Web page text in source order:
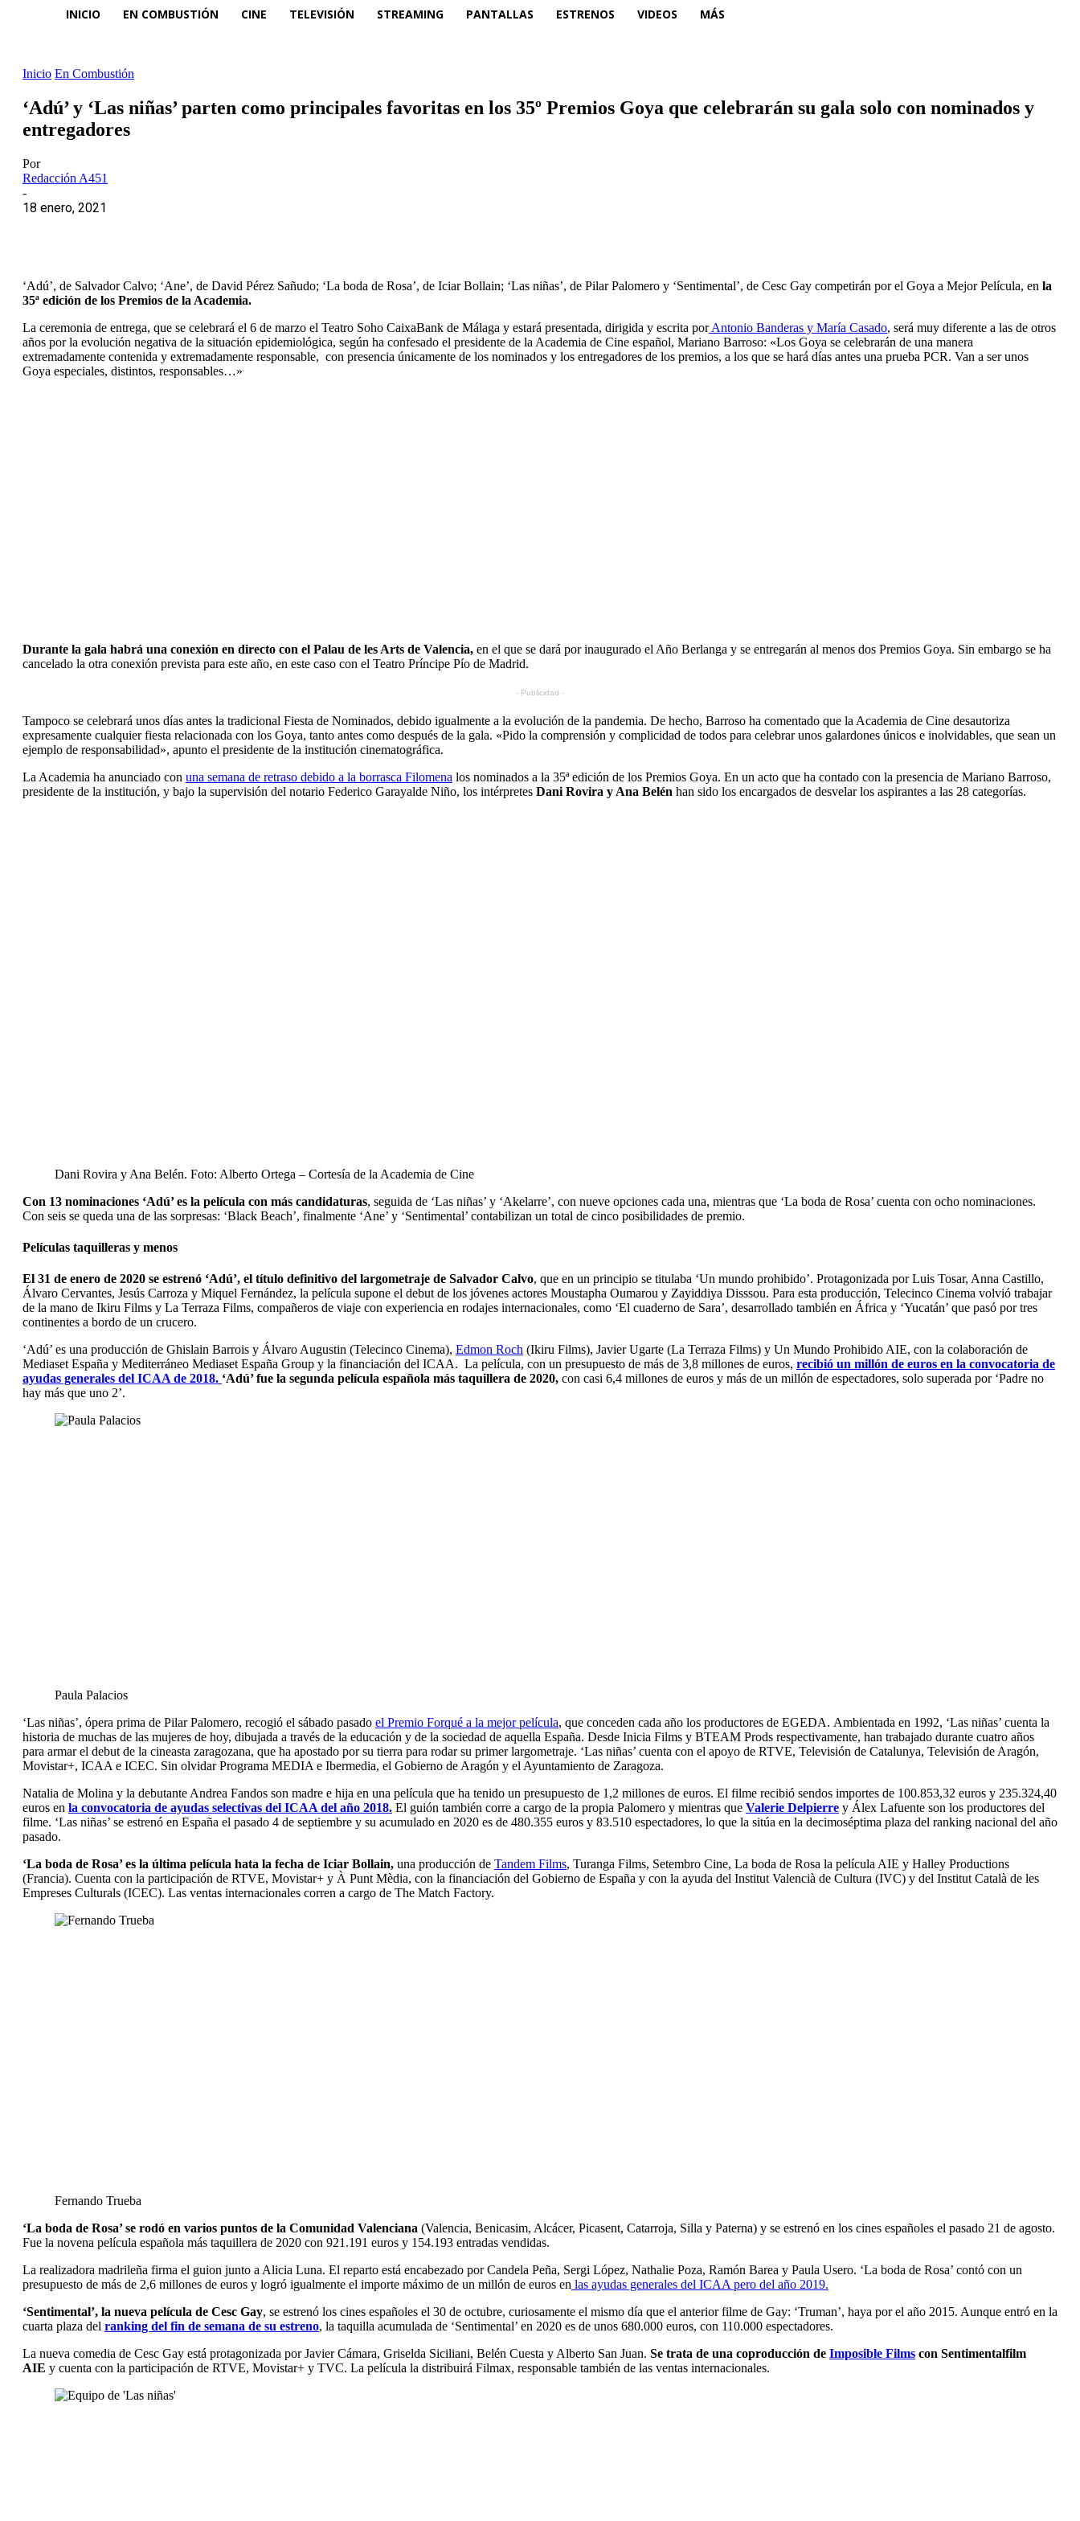
INICIO EN COMBUSTIÓN CINE TELEVISIÓN STREAMING PANTALLAS ESTRENOS VIDEOS MÁS
Inicio En Combustión
‘Adú’ y ‘Las niñas’ parten como principales favoritas en los 35º Premios Goya que celebrarán su gala solo con nominados y
entregadores
Por
Redacción A451
-
18 enero, 2021
‘Adú’, de Salvador Calvo; ‘Ane’, de David Pérez Sañudo; ‘La boda de Rosa’, de Iciar Bollain; ‘Las niñas’, de Pilar Palomero y ‘Sentimental’, de Cesc Gay competirán por el Goya a Mejor Película, en la
35ª edición de los Premios de la Academia.
La ceremonia de entrega, que se celebrará el 6 de marzo el Teatro Soho CaixaBank de Málaga y estará presentada, dirigida y escrita porAntonio Banderas y María Casado, será muy diferente a las de otros
años por la evolución negativa de la situación epidemiológica, según ha confesado el presidente de la Academia de Cine español, Mariano Barroso: «Los Goya se celebrarán de una manera
extremadamente contenida y extremadamente responsable, con presencia únicamente de los nominados y los entregadores de los premios, a los que se hará días antes una prueba PCR. Van a ser unos
Goya especiales, distintos, responsables…»
Durante la gala habrá una conexión en directo con el Palau de les Arts de Valencia, en el que se dará por inaugurado el Año Berlanga y se entregarán al menos dos Premios Goya. Sin embargo se ha
cancelado la otra conexión prevista para este año, en este caso con el Teatro Príncipe Pío de Madrid.
- Publicidad -
Tampoco se celebrará unos días antes la tradicional Fiesta de Nominados, debido igualmente a la evolución de la pandemia. De hecho, Barroso ha comentado que la Academia de Cine desautoriza
expresamente cualquier fiesta relacionada con los Goya, tanto antes como después de la gala. «Pido la comprensión y complicidad de todos para celebrar unos galardones únicos e inolvidables, que sean un
ejemplo de responsabilidad», apunto el presidente de la institución cinematográfica.
La Academia ha anunciado con una semana de retraso debido a la borrasca Filomena los nominados a la 35ª edición de los Premios Goya. En un acto que ha contado con la presencia de Mariano Barroso,
presidente de la institución, y bajo la supervisión del notario Federico Garayalde Niño, los intérpretes Dani Rovira y Ana Belén han sido los encargados de desvelar los aspirantes a las 28 categorías.
Dani Rovira y Ana Belén. Foto: Alberto Ortega – Cortesía de la Academia de Cine
Con 13 nominaciones ‘Adú’ es la película con más candidaturas, seguida de ‘Las niñas’ y ‘Akelarre’, con nueve opciones cada una, mientras que ‘La boda de Rosa’ cuenta con ocho nominaciones.
Con seis se queda una de las sorpresas: ‘Black Beach’, finalmente ‘Ane’ y ‘Sentimental’ contabilizan un total de cinco posibilidades de premio.
Películas taquilleras y menos
El 31 de enero de 2020 se estrenó ‘Adú’, el título definitivo del largometraje de Salvador Calvo, que en un principio se titulaba ‘Un mundo prohibido’. Protagonizada por Luis Tosar, Anna Castillo,
Álvaro Cervantes, Jesús Carroza y Miquel Fernández, la película supone el debut de los jóvenes actores Moustapha Oumarou y Zayiddiya Disssou. Para esta producción, Telecinco Cinema volvió trabajar
de la mano de Ikiru Films y La Terraza Films, compañeros de viaje con experiencia en rodajes internacionales, como ‘El cuaderno de Sara’, desarrollado también en África y ‘Yucatán’ que pasó por tres
continentes a bordo de un crucero.
‘Adú’ es una producción de Ghislain Barrois y Álvaro Augustin (Telecinco Cinema), Edmon Roch (Ikiru Films), Javier Ugarte (La Terraza Films) y Un Mundo Prohibido AIE, con la colaboración de
Mediaset España y Mediterráneo Mediaset España Group y la financiación del ICAA. La película, con un presupuesto de más de 3,8 millones de euros, recibió un millón de euros en la convocatoria de
ayudas generales del ICAA de 2018. ‘Adú’ fue la segunda película española más taquillera de 2020, con casi 6,4 millones de euros y más de un millón de espectadores, solo superada por ‘Padre no
hay más que uno 2’.
Paula Palacios
‘Las niñas’, ópera prima de Pilar Palomero, recogió el sábado pasado el Premio Forqué a la mejor película, que conceden cada año los productores de EGEDA. Ambientada en 1992, ‘Las niñas’ cuenta la
historia de muchas de las mujeres de hoy, dibujada a través de la educación y de la sociedad de aquella España. Desde Inicia Films y BTEAM Prods respectivamente, han trabajado durante cuatro años
para armar el debut de la cineasta zaragozana, que ha apostado por su tierra para rodar su primer largometraje. ‘Las niñas’ cuenta con el apoyo de RTVE, Televisión de Catalunya, Televisión de Aragón,
Movistar+, ICAA e ICEC. Sin olvidar Programa MEDIA e Ibermedia, el Gobierno de Aragón y el Ayuntamiento de Zaragoza.
Natalia de Molina y la debutante Andrea Fandos son madre e hija en una película que ha tenido un presupuesto de 1,2 millones de euros. El filme recibió sendos importes de 100.853,32 euros y 235.324,40
euros en la convocatoria de ayudas selectivas del ICAA del año 2018. El guión también corre a cargo de la propia Palomero y mientras que Valerie Delpierre y Álex Lafuente son los productores del
filme. ‘Las niñas’ se estrenó en España el pasado 4 de septiembre y su acumulado en 2020 es de 480.355 euros y 83.510 espectadores, lo que la sitúa en la decimoséptima plaza del ranking nacional del año
pasado.
‘La boda de Rosa’ es la última película hata la fecha de Iciar Bollain, una producción de Tandem Films, Turanga Films, Setembro Cine, La boda de Rosa la película AIE y Halley Productions
(Francia). Cuenta con la participación de RTVE, Movistar+ y À Punt Mèdia, con la financiación del Gobierno de España y con la ayuda del Institut Valencià de Cultura (IVC) y del Institut Català de les
Empreses Culturals (ICEC). Las ventas internacionales corren a cargo de The Match Factory.
Fernando Trueba
‘La boda de Rosa’ se rodó en varios puntos de la Comunidad Valenciana (Valencia, Benicasim, Alcácer, Picasent, Catarroja, Silla y Paterna) y se estrenó en los cines españoles el pasado 21 de agosto.
Fue la novena película española más taquillera de 2020 con 921.191 euros y 154.193 entradas vendidas.
La realizadora madrileña firma el guion junto a Alicia Luna. El reparto está encabezado por Candela Peña, Sergi López, Nathalie Poza, Ramón Barea y Paula Usero. ‘La boda de Rosa’ contó con un
presupuesto de más de 2,6 millones de euros y logró igualmente el importe máximo de un millón de euros en las ayudas generales del ICAA pero del año 2019.
‘Sentimental’, la nueva película de Cesc Gay, se estrenó los cines españoles el 30 de octubre, curiosamente el mismo día que el anterior filme de Gay: ‘Truman’, haya por el año 2015. Aunque entró en la
cuarta plaza del ranking del fin de semana de su estreno, la taquilla acumulada de ‘Sentimental’ en 2020 es de unos 680.000 euros, con 110.000 espectadores.
La nueva comedia de Cesc Gay está protagonizada por Javier Cámara, Griselda Siciliani, Belén Cuesta y Alberto San Juan. Se trata de una coproducción de Imposible Films con Sentimentalfilm
AIE y cuenta con la participación de RTVE, Movistar+ y TVC. La película la distribuirá Filmax, responsable también de las ventas internacionales.